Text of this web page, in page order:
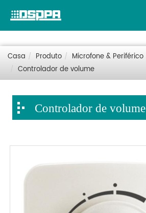
Casa Produto
Microfone & Periférico
Controlador de volume
Controlador de volume